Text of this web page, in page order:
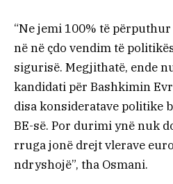
“Ne jemi 100% të përputhur
në në çdo vendim të
sigurisë. Megjithatë, ende
kandidati për Bashkimin
disa konsideratave politike
BE-së. Por durimi ynë nuk
rruga jonë drejt vlerave
ndryshojë”, tha Osmani.